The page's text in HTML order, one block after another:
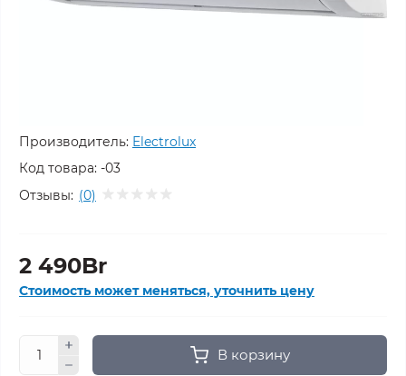
Производитель: Electrolux
Код товара: -03
Отзывы: (0)
2 490Br
Стоимость может меняться, уточнить цену
В корзину